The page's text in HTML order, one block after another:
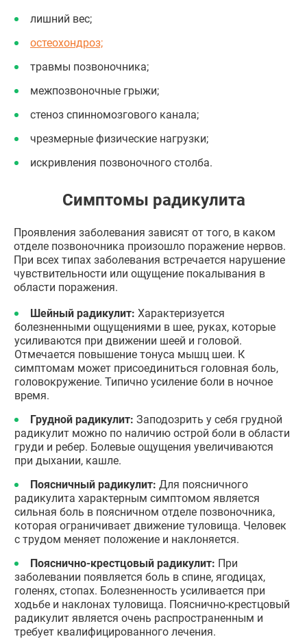
лишний вес;
остеохондроз;
травмы позвоночника;
межпозвоночные грыжи;
стеноз спинномозгового канала;
чрезмерные физические нагрузки;
искривления позвоночного столба.
Симптомы радикулита
Проявления заболевания зависят от того, в каком
отделе позвоночника произошло поражение нервов.
При всех типах заболевания встречается нарушение
чувствительности или ощущение покалывания в
области поражения.
Шейный радикулит: Характеризуется
болезненными ощущениями в шее, руках, которые
усиливаются при движении шеей и головой.
Отмечается повышение тонуса мышц шеи. К
симптомам может присоединиться головная боль,
головокружение. Типично усиление боли в ночное
время.
Грудной радикулит: Заподозрить у себя грудной
радикулит можно по наличию острой боли в области
груди и ребер. Болевые ощущения увеличиваются
при дыхании, кашле.
Поясничный радикулит: Для поясничного
радикулита характерным симптомом является
сильная боль в поясничном отделе позвоночника,
которая ограничивает движение туловища. Человек
с трудом меняет положение и наклоняется.
Пояснично-крестцовый радикулит: При
заболевании появляется боль в спине, ягодицах,
голенях, стопах. Болезненность усиливается при
ходьбе и наклонах туловища. Пояснично-крестцовый
радикулит является очень распространенным и
требует квалифицированного лечения.